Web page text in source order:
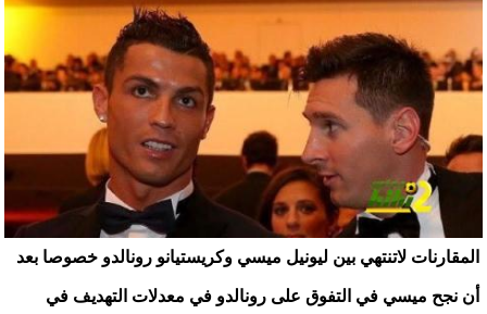
المقارنات لاتنتهي بين ليونيل ميسي وكريستيانو رونالدو خصوصا بعد
أن نجح ميسي في التفوق على رونالدو في معدلات التهديف في